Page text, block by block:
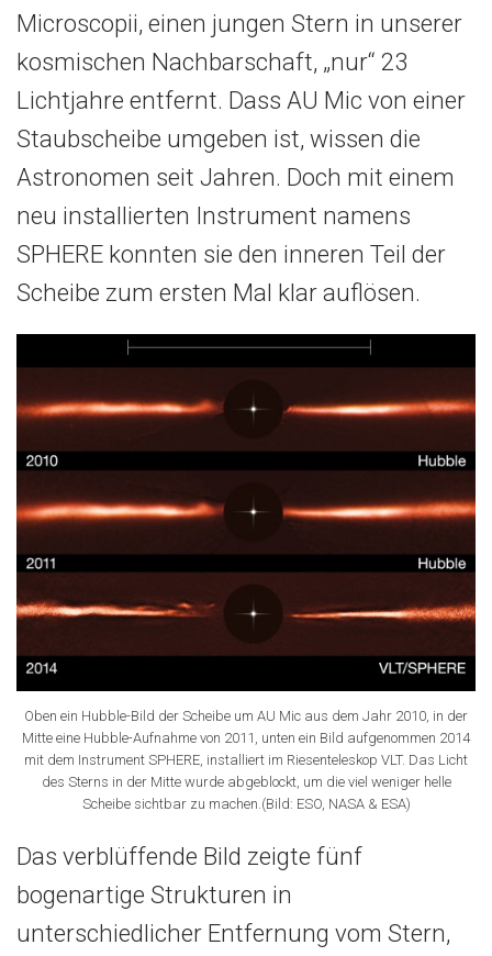
Microscopii, einen jungen Stern in unserer
kosmischen Nachbarschaft, „nur“ 23
Lichtjahre entfernt. Dass AU Mic von einer
Staubscheibe umgeben ist, wissen die
Astronomen seit Jahren. Doch mit einem
neu installierten Instrument namens
SPHERE konnten sie den inneren Teil der
Scheibe zum ersten Mal klar auflösen.
Oben ein Hubble-Bild der Scheibe um AU Mic aus dem Jahr 2010, in der
Mitte eine Hubble-Aufnahme von 2011, unten ein Bild aufgenommen 2014
mit dem Instrument SPHERE, installiert im Riesenteleskop VLT. Das Licht
des Sterns in der Mitte wurde abgeblockt, um die viel weniger helle
Scheibe sichtbar zu machen.(Bild: ESO, NASA & ESA)
Das verblüffende Bild zeigte fünf
bogenartige Strukturen in
unterschiedlicher Entfernung vom Stern,